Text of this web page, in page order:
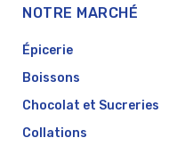
NOTRE MARCHÉ
Épicerie
Boissons
Chocolat et Sucreries
Collations